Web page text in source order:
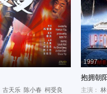
古天乐 陈小春 柯受良
1997
抱拥朝
主演：